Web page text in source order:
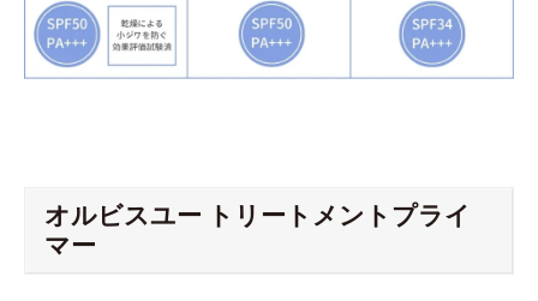
オルビスユー トリートメントプライ
マー